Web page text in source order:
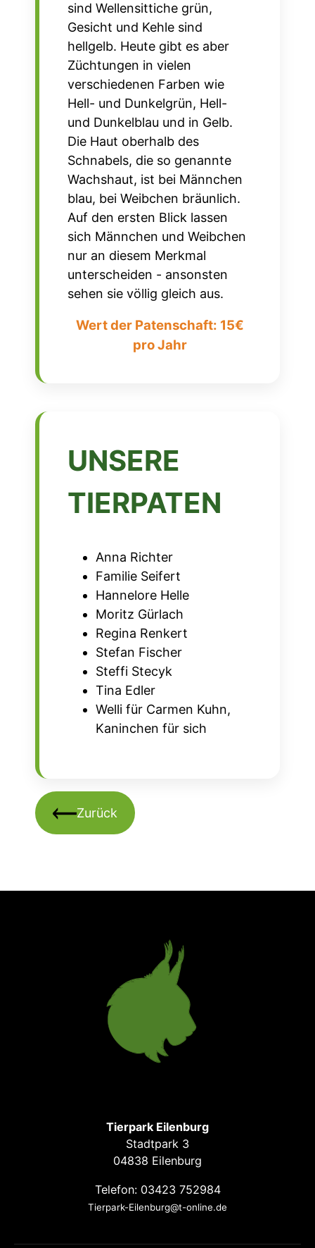
sind Wellensittiche grün,
Gesicht und Kehle sind
hellgelb. Heute gibt es aber
Züchtungen in vielen
verschiedenen Farben wie
Hell- und Dunkelgrün, Hell-
und Dunkelblau und in Gelb.
Die Haut oberhalb des
Schnabels, die so genannte
Wachshaut, ist bei Männchen
blau, bei Weibchen bräunlich.
Auf den ersten Blick lassen
sich Männchen und Weibchen
nur an diesem Merkmal
unterscheiden - ansonsten
sehen sie völlig gleich aus.
Wert der Patenschaft: 15€
pro Jahr
UNSERE
TIERPATEN
Anna Richter
Familie Seifert
Hannelore Helle
Moritz Gürlach
Regina Renkert
Stefan Fischer
Steffi Stecyk
Tina Edler
Welli für Carmen Kuhn,
Kaninchen für sich
Zurück
Tierpark Eilenburg
Stadtpark 3
04838 Eilenburg
Telefon: 03423 752984
Tierpark-Eilenburg@t-online.de